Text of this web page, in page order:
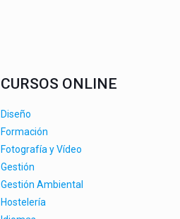
CURSOS ONLINE
Diseño
Formación
Fotografía y Vídeo
Gestión
Gestión Ambiental
Hostelería